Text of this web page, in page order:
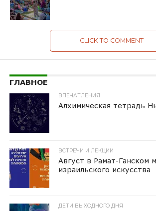
CLICK TO COMMENT
ГЛАВНОЕ
ВПЕЧАТЛЕНИЯ
Алхимическая тетрадь
ВСТРЕЧИ И ЛЕКЦИИ
Август в Рамат-Ганском
израильского искусства
ДЕТИ ВЫХОДНОГО ДНЯ